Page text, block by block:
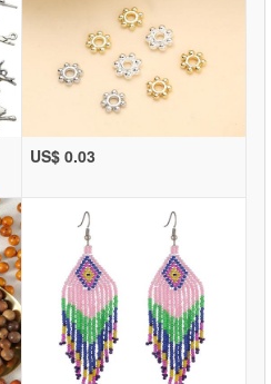
US$ 0.03